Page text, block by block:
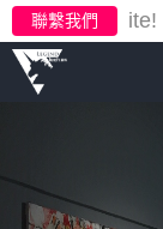
聯繫我們
new website!